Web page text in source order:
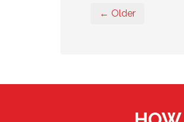
← Older